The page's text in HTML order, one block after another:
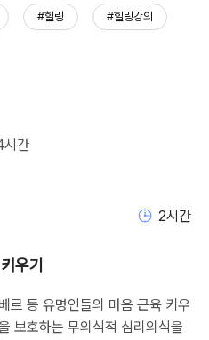
#힐링 #힐링강의
시간
2시간
우기
르 등 유명인들의 마음 근육 키우
보호하는 무의식적 심리의식을